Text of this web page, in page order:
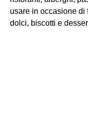
usare in occasione di
dolci, biscotti e